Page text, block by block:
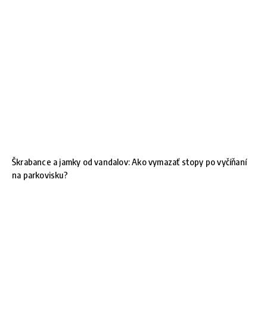
Škrabance a jamky od vandalov: Ako vymazať stopy po vyčíňaní
na parkovisku?